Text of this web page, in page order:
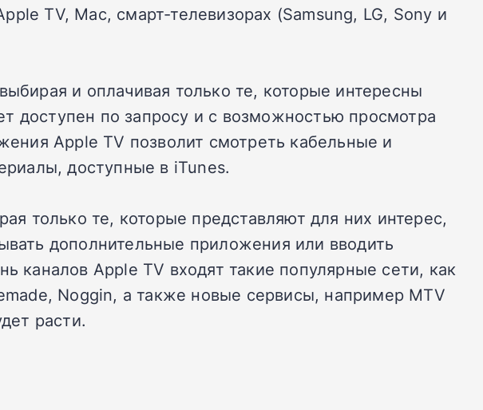
TV, Mac, смарт-телевизорах (Samsung, LG, Sony и
и оплачивая только те, которые интересны
доступен по запросу и с возможностью просмотра
Apple TV позволит смотреть кабельные и
доступные в iTunes.
только те, которые представляют для них интерес,
дополнительные приложения или вводить
каналов Apple TV входят такие популярные сети, как
Noggin, а также новые сервисы, например MTV
расти.